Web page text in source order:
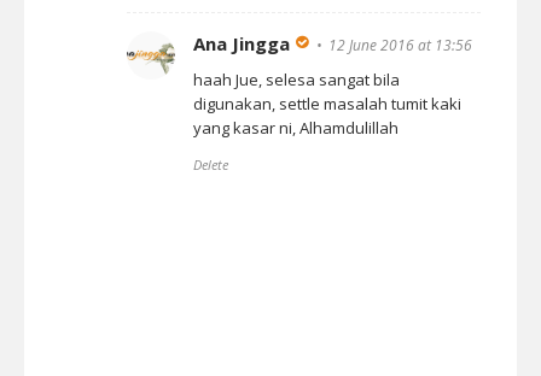
Ana Jingga 12 June 2016 at 13:56
haah Jue, selesa sangat bila
digunakan, settle masalah tumit kaki
yang kasar ni, Alhamdulillah
Delete